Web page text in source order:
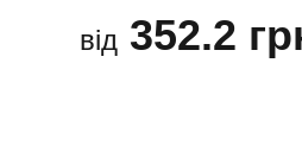
від 352.2